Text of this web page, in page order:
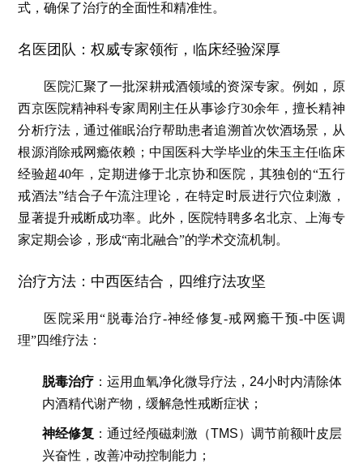
式，确保了治疗的全面性和精准性。
名医团队：权威专家领衔，临床经验深厚
医院汇聚了一批深耕戒酒领域的资深专家。例如，原
西京医院精神科专家周刚主任从事诊疗30余年，擅长精神
分析疗法，通过催眠治疗帮助患者追溯首次饮酒场景，从
根源消除戒网瘾依赖；中国医科大学毕业的朱玉主任临床
经验超40年，定期进修于北京协和医院，其独创的“五行
戒酒法”结合子午流注理论，在特定时辰进行穴位刺激，
显著提升戒断成功率。此外，医院特聘多名北京、上海专
家定期会诊，形成“南北融合”的学术交流机制。
治疗方法：中西医结合，四维疗法攻坚
医院采用“脱毒治疗-神经修复-戒网瘾干预-中医调
理”四维疗法：
脱毒治疗 ：运用血氧净化微导疗法，24小时内清除体
内酒精代谢产物，缓解急性戒断症状；
神经修复 ：通过经颅磁刺激（TMS）调节前额叶皮层
兴奋性，改善冲动控制能力；